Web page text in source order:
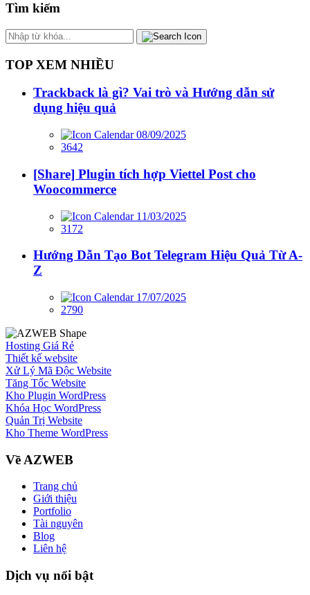
Tìm kiếm
TOP XEM NHIỀU
Trackback là gì? Vai trò và Hướng dẫn sử
dụng hiệu quả
08/09/2025
3642
[Share] Plugin tích hợp Viettel Post cho
Woocommerce
11/03/2025
3172
Hướng Dẫn Tạo Bot Telegram Hiệu Quả Từ A-
Z
17/07/2025
2790
Hosting Giá Rẻ
Thiết kế website
Xử Lý Mã Độc Website
Tăng Tốc Website
Kho Plugin WordPress
Khóa Học WordPress
Quản Trị Website
Kho Theme WordPress
Về AZWEB
Trang chủ
Giới thiệu
Portfolio
Tài nguyên
Blog
Liên hệ
Dịch vụ nổi bật